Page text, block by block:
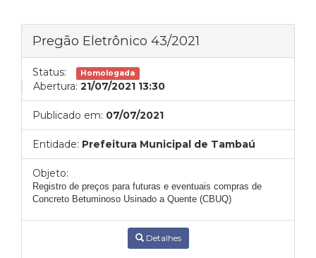
Pregão Eletrônico 43/2021
Status: Homologada
Abertura: 21/07/2021 13:30
Publicado em: 07/07/2021
Entidade: Prefeitura Municipal de Tambaú
Objeto:
Registro de preços para futuras e eventuais compras de
Concreto Betuminoso Usinado a Quente (CBUQ)
Detalhes